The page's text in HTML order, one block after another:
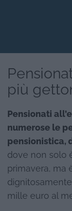
più
Pensionati
numerose le
pensionistica,
dove non solo
primavera, ma
mille euro al